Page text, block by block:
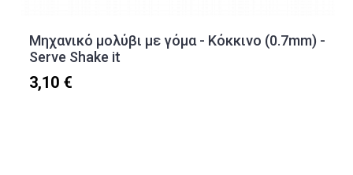
Μηχανικό μολύβι με γόμα - Κόκκινο (0.7mm) -
Serve Shake it
3,10 €